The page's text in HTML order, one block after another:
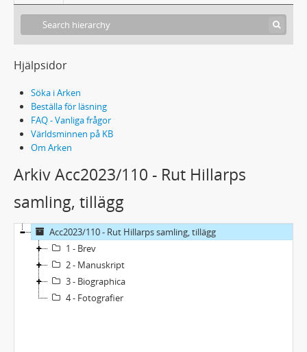
Hjälpsidor
Söka i Arken
Beställa för läsning
FAQ - Vanliga frågor
Världsminnen på KB
Om Arken
Arkiv Acc2023/110 - Rut Hillarps
samling, tillägg
Acc2023/110 - Rut Hillarps samling, tillägg
1 - Brev
2 - Manuskript
3 - Biographica
4 - Fotografier